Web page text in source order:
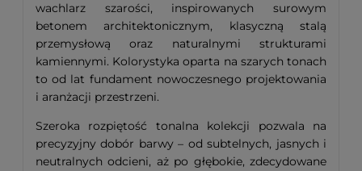
wachlarz szarości, inspirowanych surowym
betonem architektonicznym, klasyczną stalą
przemysłową oraz naturalnymi strukturami
kamiennymi. Kolorystyka oparta na szarych tonach
to od lat fundament nowoczesnego projektowania
i aranżacji przestrzeni.
Szeroka rozpiętość tonalna kolekcji pozwala na
precyzyjny dobór barwy – od subtelnych, jasnych i
neutralnych odcieni, aż po głębokie, zdecydowane